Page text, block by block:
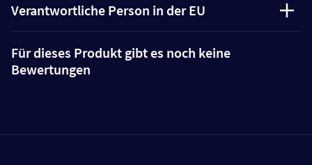
Verantwortliche Person in der EU
Für dieses Produkt gibt es noch keine
Bewertungen